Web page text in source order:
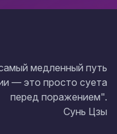
медленный путь
— это просто суета
перед поражением".
Сунь Цзы